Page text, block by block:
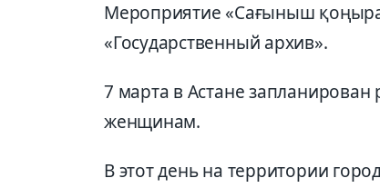
Мероприятие «Сағыныш
«Государственный архив».
7 марта в Астане
женщинам.
В этот день на территории